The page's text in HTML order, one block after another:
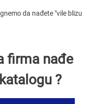
da nađete "vile blizu
firma nađe
?